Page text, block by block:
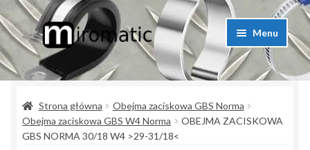
Przejdź
do
nawigacji
Przejdź
do
treści
Menu
Strona główna
Blog przemysłowy
Kontakt
Strona główna
Obejma zaciskowa GBS Norma
Obejma zaciskowa GBS W4 Norma
OBEJMA ZACISKOWA
GBS NORMA 30/18 W4 >29-31/18<